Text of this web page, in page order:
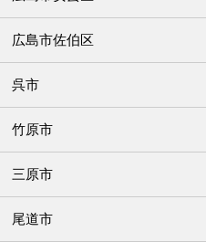
広島市佐伯区
呉市
竹原市
三原市
尾道市